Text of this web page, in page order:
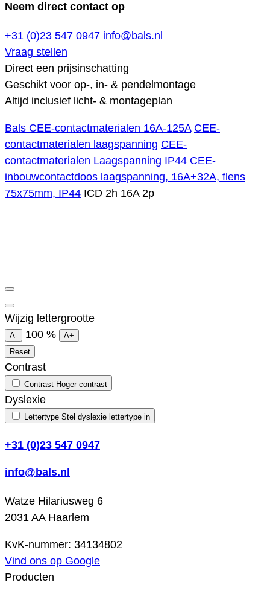
Neem direct contact op
+31 (0)23 547 0947 info@bals.nl
Vraag stellen
Direct een prijsinschatting
Geschikt voor op-, in- & pendelmontage
Altijd inclusief licht- & montageplan
Bals CEE-contactmaterialen 16A-125A CEE-
contactmaterialen laagspanning CEE-
contactmaterialen Laagspanning IP44 CEE-
inbouwcontactdoos laagspanning, 16A+32A, flens
75x75mm, IP44 ICD 2h 16A 2p
Wijzig lettergrootte
A- 100 %
A+
Reset
Contrast
Contrast Hoger contrast
Dyslexie
Lettertype Stel dyslexie lettertype in
+31 (0)23 547 0947
info@bals.nl
Watze Hilariusweg 6
2031 AA Haarlem
KvK-nummer: 34134802
Vind ons op Google
Producten